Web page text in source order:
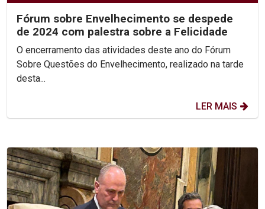
Fórum sobre Envelhecimento se despede
de 2024 com palestra sobre a Felicidade
O encerramento das atividades deste ano do Fórum
Sobre Questões do Envelhecimento, realizado na tarde
desta...
LER MAIS